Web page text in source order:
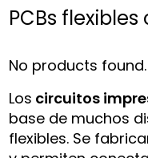
PCBs flexibles
No products found.
Los circuitos
base de muchos
flexibles. Se